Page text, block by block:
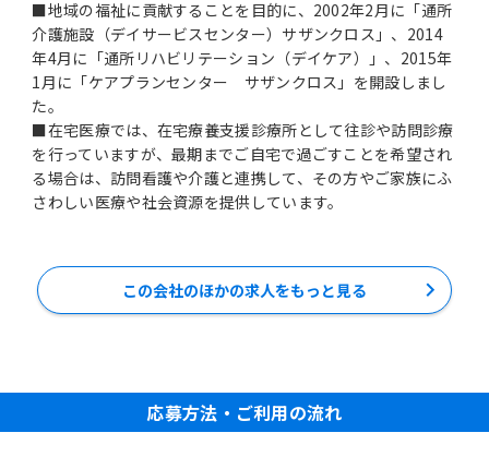
■地域の福祉に貢献することを目的に、2002年2月に「通所
介護施設（デイサービスセンター）サザンクロス」、2014
年4月に「通所リハビリテーション（デイケア）」、2015年
1月に「ケアプランセンター サザンクロス」を開設しまし
た。
■在宅医療では、在宅療養支援診療所として往診や訪問診療
を行っていますが、最期までご自宅で過ごすことを希望され
る場合は、訪問看護や介護と連携して、その方やご家族にふ
さわしい医療や社会資源を提供しています。
この会社のほかの求人をもっと見る
応募方法・ご利用の流れ